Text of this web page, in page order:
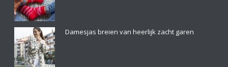
Damesjas breien van heerlijk zacht garen